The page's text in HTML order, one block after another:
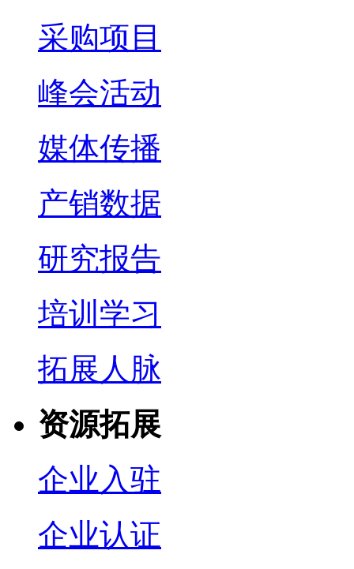
采购项目
峰会活动
媒体传播
产销数据
研究报告
培训学习
拓展人脉
资源拓展
企业入驻
企业认证